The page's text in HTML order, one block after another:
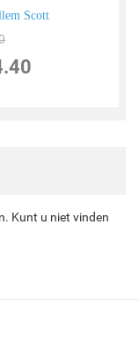
Scott
Kunt u niet vinden